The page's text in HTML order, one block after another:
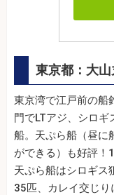
東京都：大山
東京湾で江戸前の船
門でLTアジ、シロギ
船。天ぷら船（昼に
ができる）も好評！
天ぷら船はシロギス
35匹、カレイ交じり